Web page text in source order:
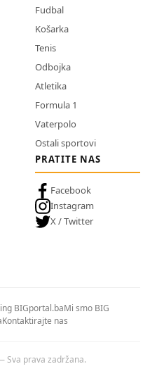
Fudbal
Košarka
Tenis
Odbojka
Atletika
Formula 1
Vaterpolo
Ostali sportovi
PRATITE NAS
Facebook
Instagram
X / Twitter
BIGportal.baMi smo BIG
Kontaktirajte nas
Sva prava zadržana.